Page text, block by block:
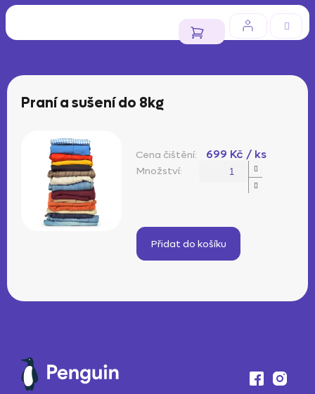
Přejít
na
obsah
NÁKUPNÍ
Praní a sušení do 8kg
699 Kč / ks
Měrná
Přidat do košíku